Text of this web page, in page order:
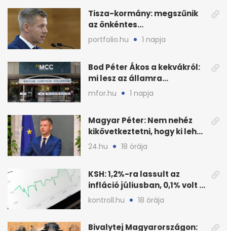
Tisza-kormány: megszűnik
az önkéntes
fogyasztáscsökkentés
portfolio.hu 1 napja
Bod Péter Ákos a kekvákról:
mi lesz az államra
visszaszálló vagyonnal?
mfor.hu 1 napja
Magyar Péter: Nem nehéz
kikövetkeztetni, hogy ki lehet
a három jelölt
24.hu 18 órája
KSH: 1,2%-ra lassult az
infláció júliusban, 0,1% volt a
havi áresés
kontroll.hu 18 órája
Bivalytej Magyarországon: